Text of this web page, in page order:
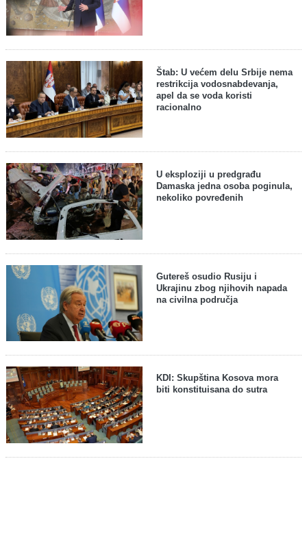
Štab: U većem delu Srbije nema
restrikcija vodosnabdevanja,
apel da se voda koristi
racionalno
U eksploziji u predgrađu
Damaska jedna osoba poginula,
nekoliko povređenih
Gutereš osudio Rusiju i
Ukrajinu zbog njihovih napada
na civilna područja
KDI: Skupština Kosova mora
biti konstituisana do sutra